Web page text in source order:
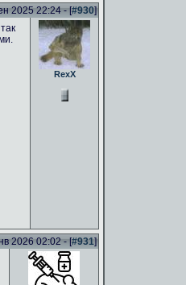
2025 22:24 - [#930]
RexX
2026 02:02 - [#931]